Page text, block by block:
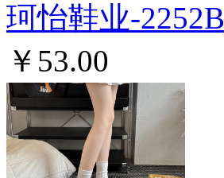
珂怡鞋业-2252B
￥53.00